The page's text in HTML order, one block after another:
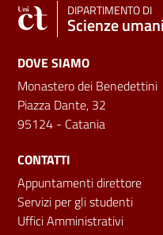
DIPARTIMENTO DI
Scienze
DOVE SIAMO
Monastero dei Benedettini
Piazza Dante, 32
95124 - Catania
CONTATTI
Appuntamenti direttore
Servizi per gli studenti
Uffici Amministrativi